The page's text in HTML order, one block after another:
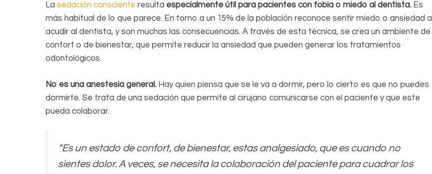
La sedación consciente resulta especialmente útil para pacientes con fobia o miedo al dentista. Es
más habitual de lo que parece. En torno a un 15% de la población reconoce sentir miedo o ansiedad al
acudir al dentista, y son muchas las consecuencias. A través de esta técnica, se crea un ambiente de
confort o de bienestar, que permite reducir la ansiedad que pueden generar los tratamientos
odontológicos.
No es una anestesia general. Hay quien piensa que se le va a dormir, pero lo cierto es que no puedes
dormirte. Se trata de una sedación que permite al cirujano comunicarse con el paciente y que este
pueda colaborar.
“Es un estado de confort, de bienestar, estas analgesiado, que es cuando no
sientes dolor. A veces, se necesita la colaboración del paciente para cuadrar los